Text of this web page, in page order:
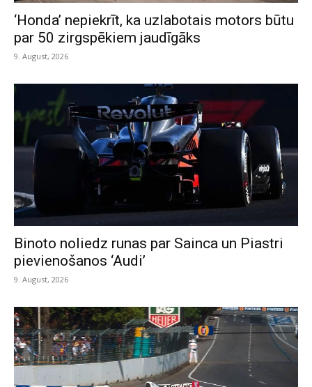
‘Honda’ nepiekrīt, ka uzlabotais motors būtu
par 50 zirgspēkiem jaudīgāks
9. August, 2026
Binoto noliedz runas par Sainca un Piastri
pievienošanos ‘Audi’
9. August, 2026